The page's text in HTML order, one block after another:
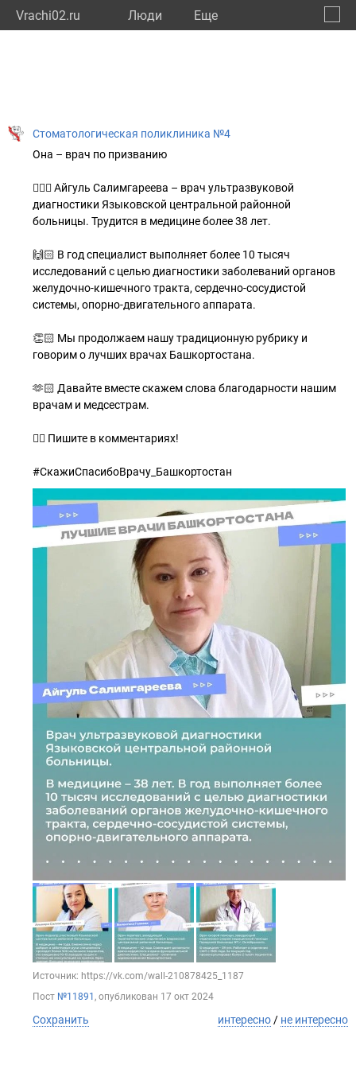
Vrachi02.ru Люди Eще
Стоматологическая поликлиника №4
Она – врач по призванию
👩🏼‍⚕️ Айгуль Салимгареева – врач ультразвуковой
диагностики Языковской центральной районной
больницы. Трудится в медицине более 38 лет.
🙌🏻 В год специалист выполняет более 10 тысяч
исследований с целью диагностики заболеваний органов
желудочно-кишечного тракта, сердечно-сосудистой
системы, опорно-двигательного аппарата.
👏🏻 Мы продолжаем нашу традиционную рубрику и
говорим о лучших врачах Башкортостана.
🫶🏻 Давайте вместе скажем слова благодарности нашим
врачам и медсестрам.
✍🏻 Пишите в комментариях!
#СкажиСпасибоВрачу_Башкортостан
Источник: https://vk.com/wall-210878425_1187
Пост №11891 , опубликован 17 окт 2024
Сохранить интересно / не интересно